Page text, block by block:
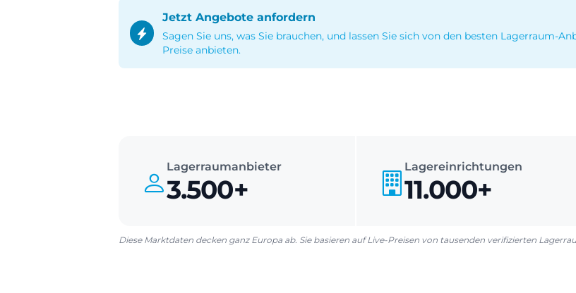
Jetzt Angebote anfordern
Sagen Sie uns, was Sie brauchen, und lassen Sie sich von den besten Lagerraum-
Preise anbieten.
Lagerraumanbieter
3.500+
Lagereinrichtungen
11.000+
Diese Marktdaten decken ganz Europa ab. Sie basieren auf Live-Preisen von tausenden verifizierten